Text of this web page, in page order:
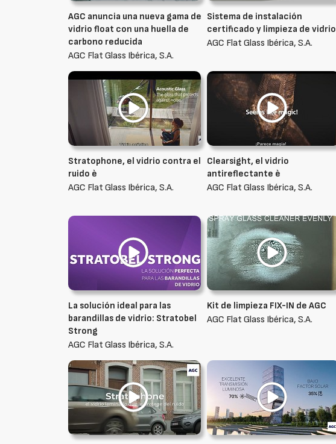
AGC anuncia una nueva gama de
vidrio float con una huella de
carbono reducida
AGC Flat Glass Ibérica, S.A.
Sistema de instalación
certificado y limpieza de vidrio
AGC Flat Glass Ibérica, S.A.
Stratophone, el vidrio contra el
ruido è
AGC Flat Glass Ibérica, S.A.
Clearsight, el vidrio
antireflectante è
AGC Flat Glass Ibérica, S.A.
La solución ideal para las
barandillas de vidrio: Stratobel
Strong
AGC Flat Glass Ibérica, S.A.
Kit de limpieza FIX-IN de AGC
AGC Flat Glass Ibérica, S.A.